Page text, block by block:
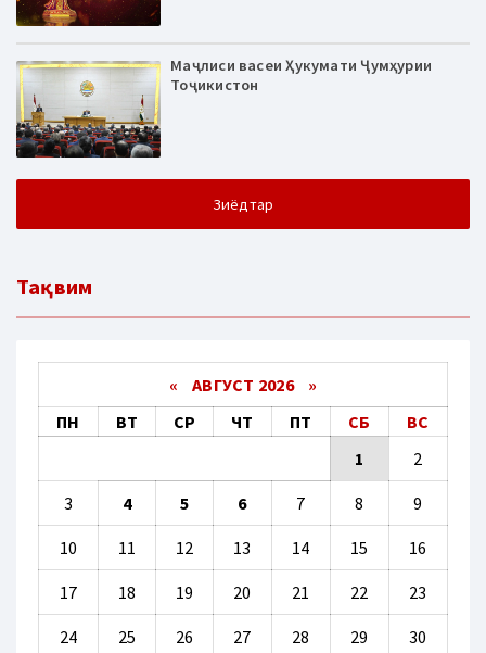
Маҷлиси васеи Ҳукумати Ҷумҳурии
Тоҷикистон
Зиёдтар
Тақвим
« АВГУСТ 2026 »
ПН
ВТ СР ЧТ ПТ СБ
ВС
1
2
3 4 5 6 7 8 9
10 11 12 13 14 15 16
17 18 19 20 21 22 23
24 25 26 27 28 29 30